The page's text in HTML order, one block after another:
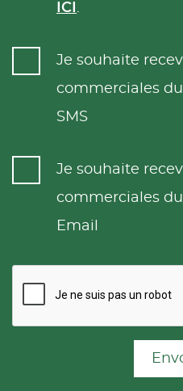
ICI .
Je souhaite
commerciales
SMS
Je souhaite
commerciales
Email